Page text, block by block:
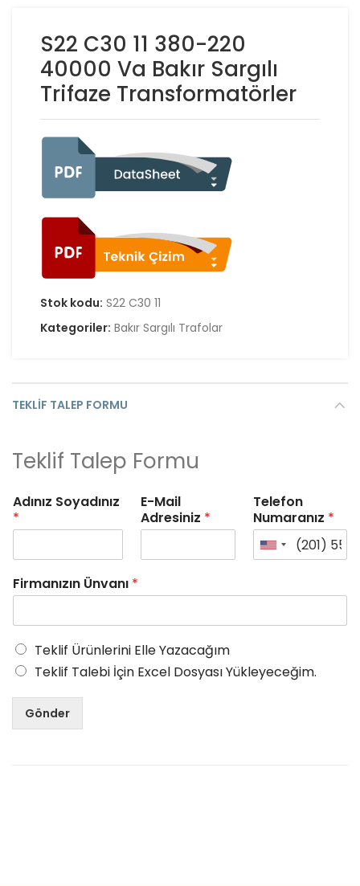
S22 C30 11 380-220
40000 Va Bakır Sargılı
Trifaze Transformatörler
Stok kodu: S22 C30 11
Kategoriler: Bakır Sargılı Trafolar
TEKLIF TALEP FORMU
Teklif Talep Formu
Adınız Soyadınız
*
E-Mail
Adresiniz *
Telefon
Numaranız *
Firmanızın Ünvanı *
Teklif Ürünlerini Elle Yazacağım
Teklif Talebi İçin Excel Dosyası Yükleyeceğim.
Gönder